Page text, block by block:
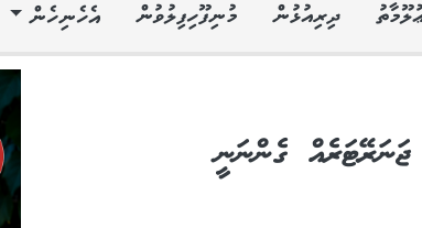
ދިރިއުޅުން މުނިފޫހިފިލުވުން އެހެނިހެން
ގެންނަނީ